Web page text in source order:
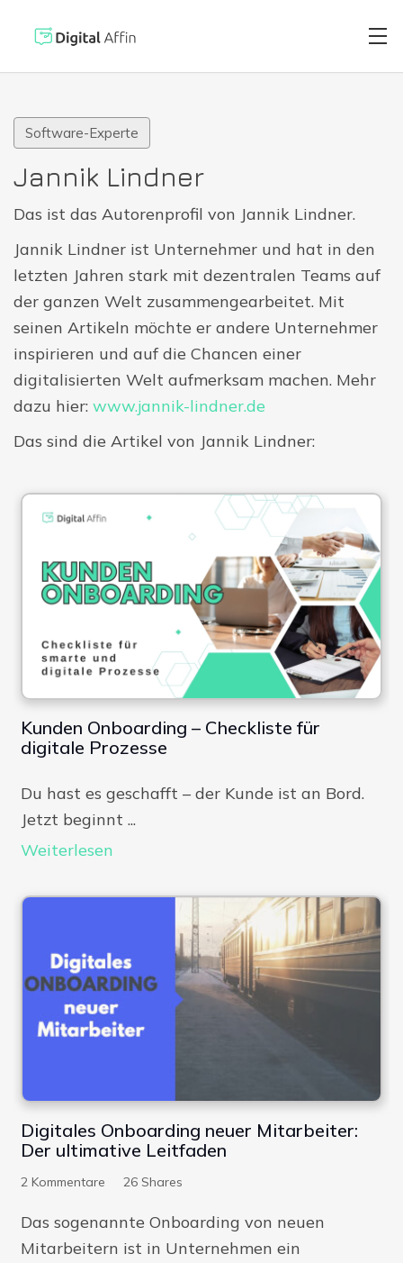
PRAXISORIENTIERTER
SOFTWARE-BLOG
Neuste Artikel
Digitale
Virtuelle
Software-Experte
Jannik Lindner
Das ist das Autorenprofil von Jannik Lindner.
Jannik Lindner ist Unternehmer und hat in den
letzten Jahren stark mit dezentralen Teams auf
der ganzen Welt zusammengearbeitet. Mit
seinen Artikeln möchte er andere Unternehmer
inspirieren und auf die Chancen einer
digitalisierten Welt aufmerksam machen. Mehr
dazu hier: www.jannik-lindner.de
Das sind die Artikel von Jannik Lindner:
Kunden Onboarding – Checkliste für
digitale Prozesse
Du hast es geschafft – der Kunde ist an Bord.
Jetzt beginnt ...
Weiterlesen
Digitales Onboarding neuer Mitarbeiter:
Der ultimative Leitfaden
2 Kommentare 26 Shares
Das sogenannte Onboarding von neuen
Mitarbeitern ist in Unternehmen ein